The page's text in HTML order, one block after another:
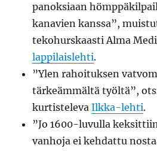
panoksiaan
kanavien kanssa”,
tekohurskaasti Alma
lappilaislehti.
”Ylen rahoituksen
tärkeämmältä työltä”,
kurtistelevaIlkka-lehti.
”Jo 1600-luvulla
vanhoja ei kehdattu